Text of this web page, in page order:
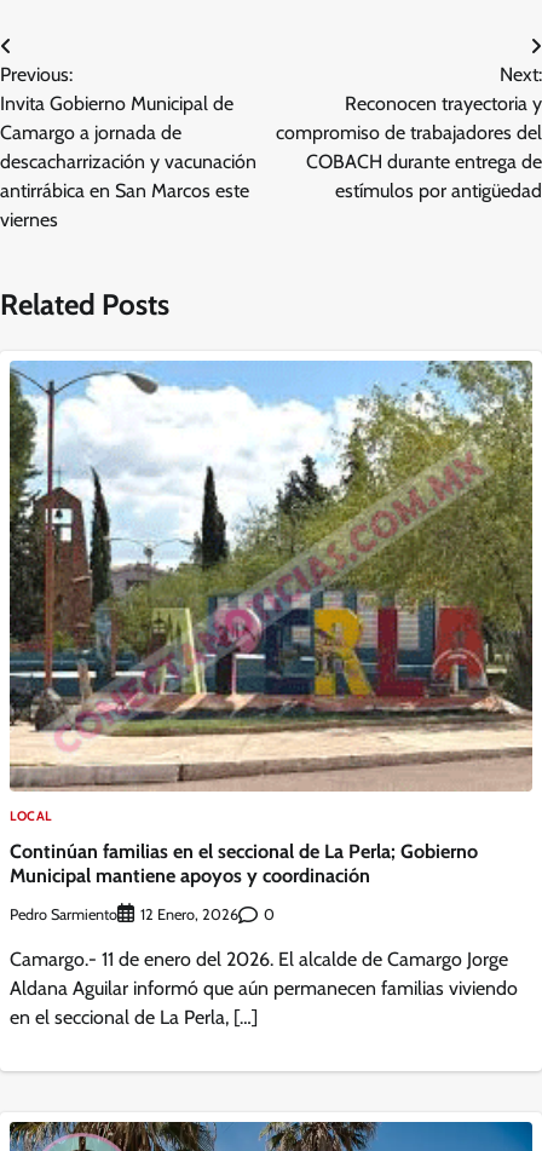
Navegación
de
entradas
Previous:
Invita Gobierno Municipal de
Camargo a jornada de
descacharrización y vacunación
antirrábica en San Marcos este
viernes
Next:
Reconocen trayectoria y
compromiso de trabajadores del
COBACH durante entrega de
estímulos por antigüedad
Related Posts
LOCAL
Continúan familias en el seccional de La Perla; Gobierno
Municipal mantiene apoyos y coordinación
Pedro Sarmiento 12 Enero, 2026 0
Camargo.- 11 de enero del 2026. El alcalde de Camargo Jorge
Aldana Aguilar informó que aún permanecen familias viviendo
en el seccional de La Perla, […]